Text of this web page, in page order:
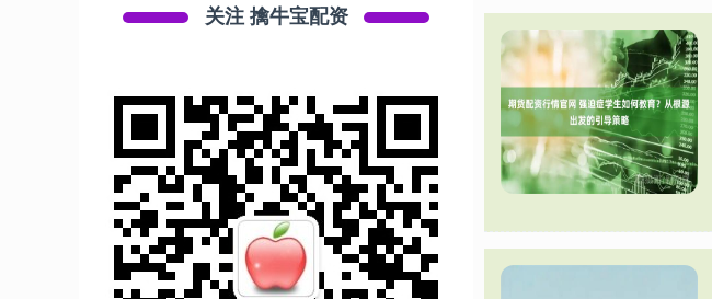
关注 擒牛宝配资